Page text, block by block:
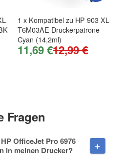
1 x Kompatibel zu HP 903 XL
T6M03AE Druckerpatrone
Cyan (14,2ml)
11,69 €12,99 €
Fragen
OfficeJet Pro 6976
in meinen Drucker?